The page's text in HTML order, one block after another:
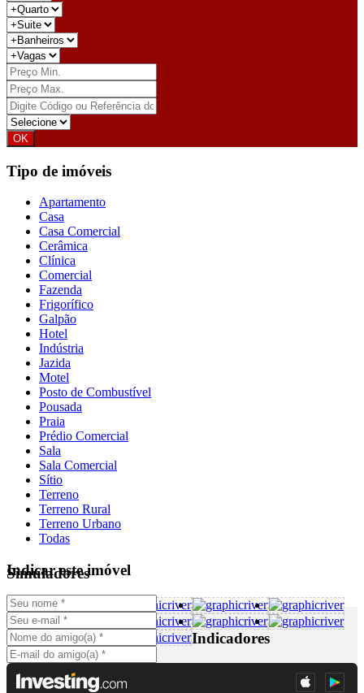
Tipo de imóveis
Apartamento
Casa
Casa Comercial
Cerâmica
Clínica
Comercial
Fazenda
Frigorífico
Galpão
Hotel
Indústria
Jazida
Motel
Posto de Combustível
Pousada
Praia
Prédio Comercial
Sala
Sala Comercial
Sítio
Terreno
Terreno Rural
Terreno Urbano
Todas
Indicar este imóvel
Simuladores
Indicadores